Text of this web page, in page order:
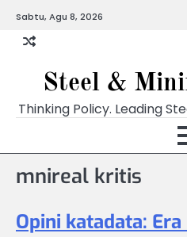
content
Sabtu, Agu 8, 2026
Steel &
Thinking Policy. Leading
mnireal kritis
Opini katadata: